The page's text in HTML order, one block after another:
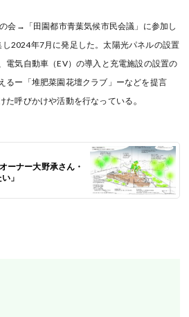
会→「田園都市青葉気候市民会議」に参加し
2024年7月に発足した。太陽光パネルの設置
電気自動車（EV）の導入と充電施設の設置の
るー「堆肥菜園花壇クラブ」ーなどを提言
た呼びかけや活動を行なっている 。
ーナー大野承さん・
」